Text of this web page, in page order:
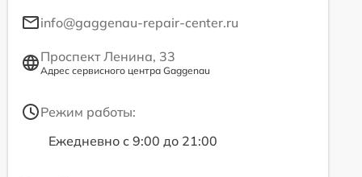
info@gaggenau-repair-center.ru
Проспект Ленина, 33
Адрес сервисного центра Gaggenau
Режим работы:
Ежедневно с 9:00 до 21:00